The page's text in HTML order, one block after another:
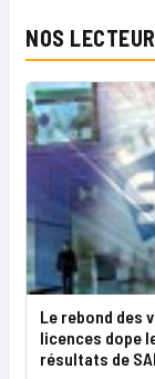
NOS
Le rebond des
licences dope
résultats de